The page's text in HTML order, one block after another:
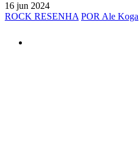
16 jun 2024
ROCK RESENHA POR Ale Koga